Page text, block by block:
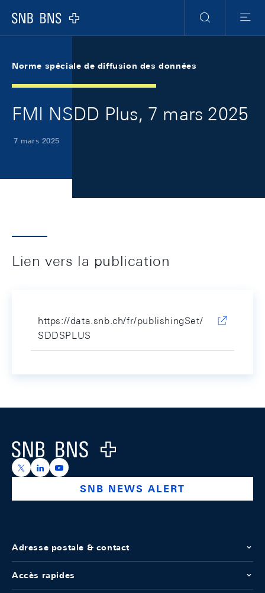
Logo
RechercheMenu
Norme spéciale de diffusion des données
FMI NSDD Plus, 7 mars 2025
7 mars 2025
Lien vers la publication
https://data.snb.ch/fr/publishingSet/
SDDSPLUS
Logo
https://x.com/snb_bns
https://ch.linkedin.com/company/swiss-national-
https://www.youtube.com/@swissnationalbank
SNB NEWS ALERT
Adresse postale & contact
Accès rapides